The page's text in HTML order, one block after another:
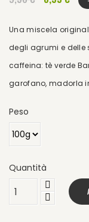
Una miscela
degli agrumi e delle
caffeina: tè verde
garofano, madorla
Peso
Quantità